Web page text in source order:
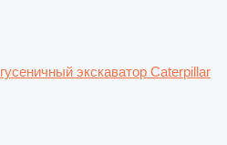
гусеничный экскаватор Caterpillar